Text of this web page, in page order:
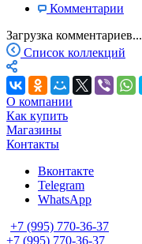
Комментарии
Загрузка комментариев...
Список коллекций
О компании
Как купить
Магазины
Контакты
Вконтакте
Telegram
WhatsApp
+7 (995) 770-36-37
+7 (995) 770-36-37